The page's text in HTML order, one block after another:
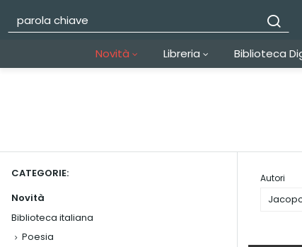
Novità Libreria Biblioteca
CATEGORIE:
Novità
Biblioteca italiana
Poesia
Autori